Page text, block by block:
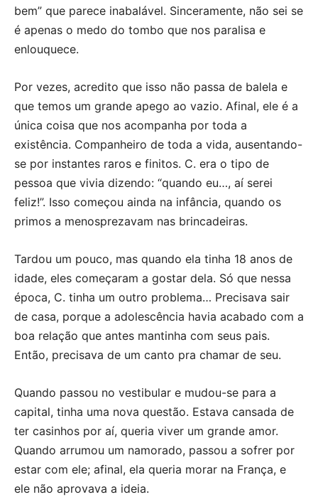
bem” que parece inabalável. Sinceramente, não sei se
é apenas o medo do tombo que nos paralisa e
enlouquece.
Por vezes, acredito que isso não passa de balela e
que temos um grande apego ao vazio. Afinal, ele é a
única coisa que nos acompanha por toda a
existência. Companheiro de toda a vida, ausentando-
se por instantes raros e finitos. C. era o tipo de
pessoa que vivia dizendo: “quando eu…, aí serei
feliz!”. Isso começou ainda na infância, quando os
primos a menosprezavam nas brincadeiras.
Tardou um pouco, mas quando ela tinha 18 anos de
idade, eles começaram a gostar dela. Só que nessa
época, C. tinha um outro problema… Precisava sair
de casa, porque a adolescência havia acabado com a
boa relação que antes mantinha com seus pais.
Então, precisava de um canto pra chamar de seu.
Quando passou no vestibular e mudou-se para a
capital, tinha uma nova questão. Estava cansada de
ter casinhos por aí, queria viver um grande amor.
Quando arrumou um namorado, passou a sofrer por
estar com ele; afinal, ela queria morar na França, e
ele não aprovava a ideia.